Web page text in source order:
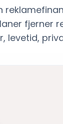
fjerner
levetid,